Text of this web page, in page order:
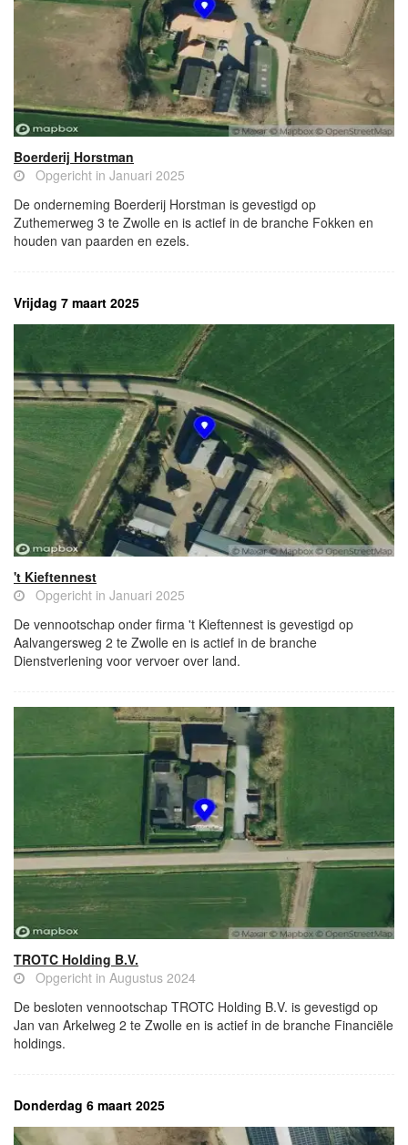
Boerderij Horstman
Opgericht in Januari 2025
De onderneming Boerderij Horstman is gevestigd op
Zuthemerweg 3 te Zwolle en is actief in de branche Fokken en
houden van paarden en ezels.
Vrijdag 7 maart 2025
't Kieftennest
Opgericht in Januari 2025
De vennootschap onder firma 't Kieftennest is gevestigd op
Aalvangersweg 2 te Zwolle en is actief in de branche
Dienstverlening voor vervoer over land.
TROTC Holding B.V.
Opgericht in Augustus 2024
De besloten vennootschap TROTC Holding B.V. is gevestigd op
Jan van Arkelweg 2 te Zwolle en is actief in de branche Financiële
holdings.
Donderdag 6 maart 2025